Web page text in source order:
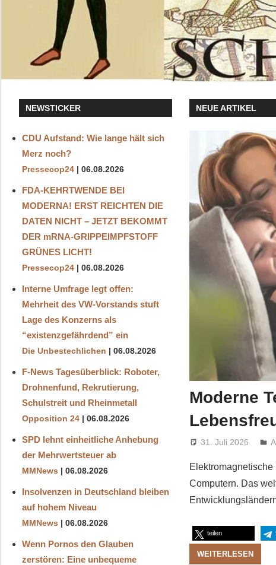
NEUE ARTIKEL
Moderne
31. Juli 2026
Computern. Das
teilen
WEITERLESEN
NEWSTICKER
CDU Aufstand: Wie lange hält sich
Merz noch?
Pressecop24 06.08.2026
FDA-KEHRTWENDE BEI
MODERNA! ERST REICHTEN DIE
DATEN NICHT – JETZT BEKOMMT
DER mRNA-GRIPPEIMPFSTOFF
GRÜNES LICHT!
Pressecop24 06.08.2026
Interne Umfrage legt offen:
Mehrheit des VW-Vorstands stuft
Lage des Konzerns als
“existenzgefährdend” ein
Die Unbestechlichen 06.08.2026
F-News Tagesüberblick: Roboter,
Drohnenfund, Rekrutierung,
Schulstreit und Rheinmetall
Opposition 24 06.08.2026
SPD lehnt einheitliche Anhebung
der Mehrwertsteuer ab
MMNews 06.08.2026
Insolvenzen in Deutschland bleiben
auf hohem Niveau
MMNews 06.08.2026
Wenn Pornos den Glauben
zerstören: Eine unbequeme